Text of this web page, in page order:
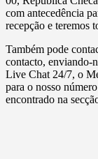
com antecedência
recepção e teremos
Também pode
contacto, enviando-
Live Chat 24/7, o
para o nosso
encontrado na